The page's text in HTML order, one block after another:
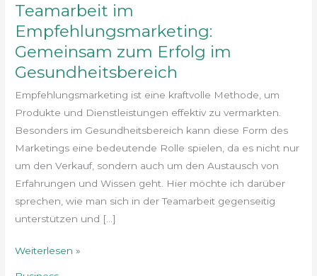
Teamarbeit im
Empfehlungsmarketing:
Gemeinsam zum Erfolg im
Gesundheitsbereich
Empfehlungsmarketing ist eine kraftvolle Methode, um
Produkte und Dienstleistungen effektiv zu vermarkten.
Besonders im Gesundheitsbereich kann diese Form des
Marketings eine bedeutende Rolle spielen, da es nicht nur
um den Verkauf, sondern auch um den Austausch von
Erfahrungen und Wissen geht. Hier möchte ich darüber
sprechen, wie man sich in der Teamarbeit gegenseitig
unterstützen und […]
Weiterlesen »